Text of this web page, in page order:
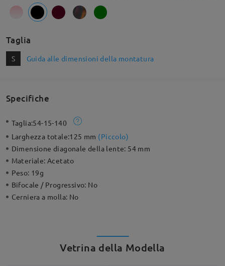
Taglia
S Guida alle dimensioni della montatura
Specifiche
Taglia:54-15-140
Larghezza totale:125 mm (Piccolo)
Dimensione diagonale della lente: 54 mm
Materiale:Acetato
Peso: 19g
Bifocale / Progressivo: No
Cerniera a molla: No
Vetrina della Modella